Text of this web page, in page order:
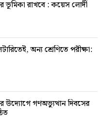
ভূমিকা রাখবে : কয়েস লোদী
অন্য শ্রেণিতে পরীক্ষা:
উদ্যোগে গণঅভ্যুত্থান দিবসের